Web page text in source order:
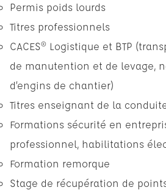
Permis poids lourds
Titres professionnels
CACES® Logistique et BTP
de manutention et de levage,
d’engins de chantier)
Titres enseignant de la
Formations sécurité en
professionnel, habilitations
Formation remorque
Stage de récupération de